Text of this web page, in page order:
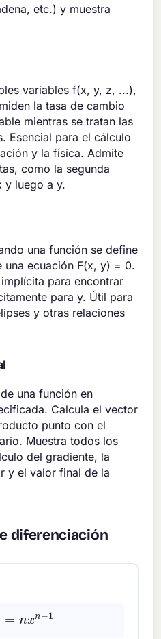
etc.) y muestra
variables f(x, y, z, ...),
la tasa de cambio
mientras se tratan las
Esencial para el cálculo
y la física. Admite
como la segunda
y luego a y.
una función se define
una ecuación F(x, y) = 0.
para encontrar
para y. Útil para
y otras relaciones
una función en
Calcula el vector
punto con el
Muestra todos los
del gradiente, la
y el valor final de la
diferenciación
xn −